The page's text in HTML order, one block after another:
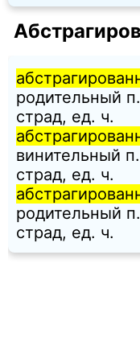
родительный
страд, ед. ч.
винительный
страд, ед. ч.
родительный
страд, ед. ч.